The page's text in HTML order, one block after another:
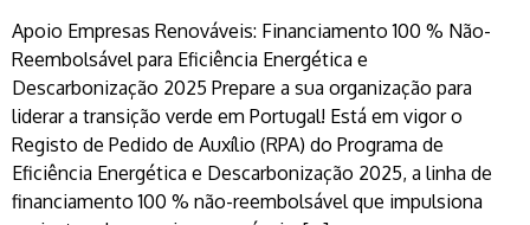
Apoio Empresas Renováveis: Financiamento 100 % Não-
Reembolsável para Eficiência Energética e
Descarbonização 2025 Prepare a sua organização para
liderar a transição verde em Portugal! Está em vigor o
Registo de Pedido de Auxílio (RPA) do Programa de
Eficiência Energética e Descarbonização 2025, a linha de
financiamento 100 % não-reembolsável que impulsiona